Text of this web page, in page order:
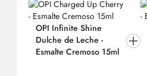
OPI Infinite Shine
Dulche de Leche -
Esmalte Cremoso 15ml